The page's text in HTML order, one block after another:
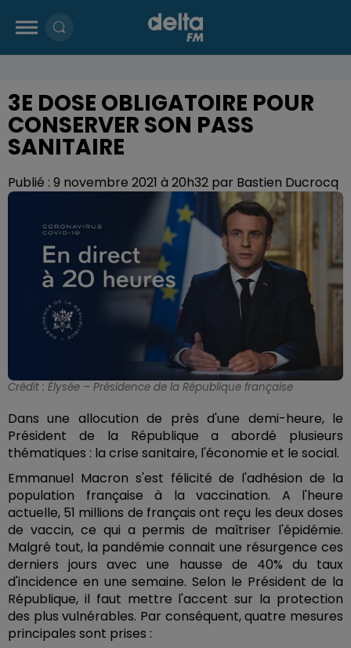
3E DOSE OBLIGATOIRE POUR
CONSERVER SON PASS
SANITAIRE
Publié : 9 novembre 2021 à 20h32 par Bastien Ducrocq
Crédit : Élysée – Présidence de la République française
Dans une allocution de près d'une demi-heure, le
Président de la République a abordé plusieurs
thématiques : la crise sanitaire, l'économie et le social.
Emmanuel Macron s'est félicité de l'adhésion de la
population française à la vaccination. A l'heure
actuelle, 51 millions de français ont reçu les deux doses
de vaccin, ce qui a permis de maîtriser l'épidémie.
Malgré tout, la pandémie connait une résurgence ces
derniers jours avec une hausse de 40% du taux
d'incidence en une semaine. Selon le Président de la
République, il faut mettre l'accent sur la protection
des plus vulnérables. Par conséquent, quatre mesures
principales sont prises :